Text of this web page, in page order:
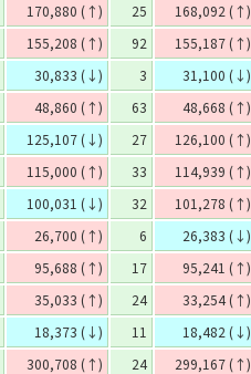
170,880 (↑) 25 168,092 (↑)
155,208 (↑) 92 155,187 (↑)
30,833 (↓) 3 31,100 (↓)
48,860 (↑) 63 48,668 (↑)
125,107 (↓) 27 126,100 (↑)
115,000 (↑) 33 114,939 (↑)
100,031 (↓) 32 101,278 (↑)
26,700 (↑) 6 26,383 (↓)
95,688 (↑) 17 95,241 (↑)
35,033 (↑) 24 33,254 (↑)
18,373 (↓) 11 18,482 (↓)
300,708 (↑) 24 299,167 (↑)